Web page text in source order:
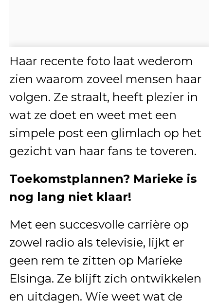
Haar recente foto laat wederom
zien waarom zoveel mensen haar
volgen. Ze straalt, heeft plezier in
wat ze doet en weet met een
simpele post een glimlach op het
gezicht van haar fans te toveren.
Toekomstplannen? Marieke is
nog lang niet klaar!
Met een succesvolle carrière op
zowel radio als televisie, lijkt er
geen rem te zitten op Marieke
Elsinga. Ze blijft zich ontwikkelen
en uitdagen. Wie weet wat de